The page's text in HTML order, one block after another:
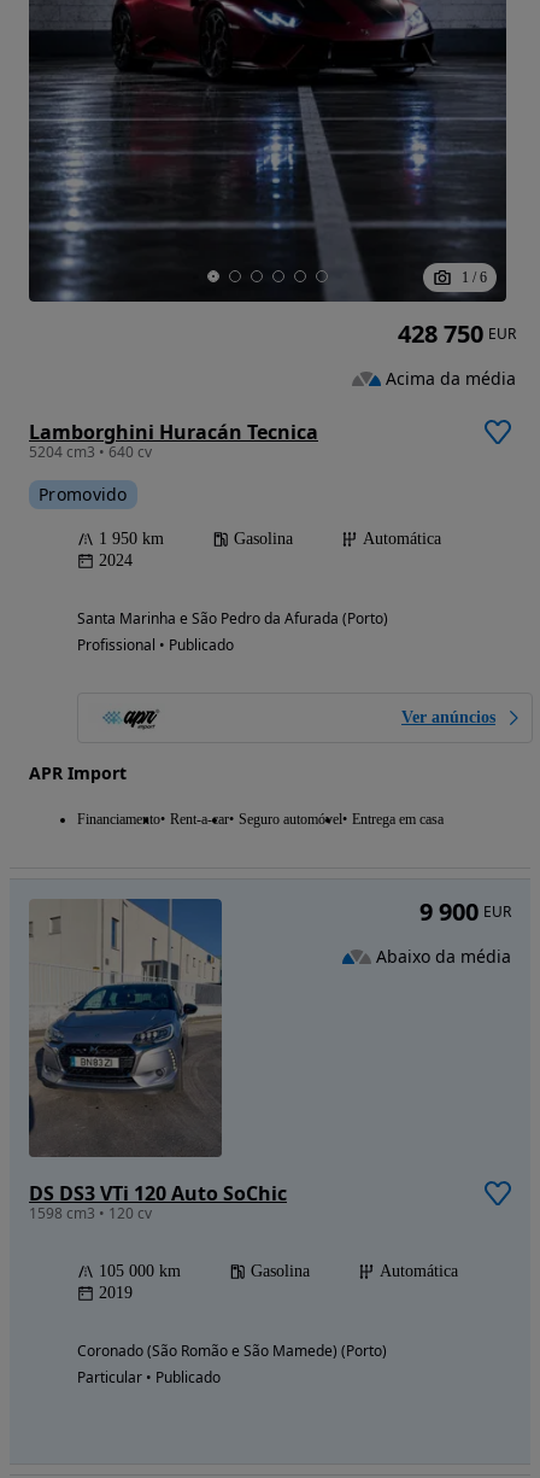
1 / 6
Lamborghini Huracán Tecnica
5204 cm3 • 640 cv
Promovido
1 950 km Gasolina
Automática
2024
Santa Marinha e São Pedro da Afurada (Porto)
Profissional • Publicado
Ver anúncios
APR Import
Financiamento Rent-a-car Seguro automóvel Entrega em casa
428 750 EUR
Acima da média
DS DS3 VTi 120 Auto SoChic
1598 cm3 • 120 cv
105 000 km Gasolina
Automática
2019
Coronado (São Romão e São Mamede) (Porto)
Particular • Publicado
9 900 EUR
Abaixo da média